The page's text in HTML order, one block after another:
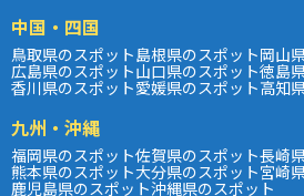
中国・四国
鳥取県のスポット島根県のスポット岡山
広島県のスポット山口県のスポット徳島
香川県のスポット愛媛県のスポット高知
九州・沖縄
福岡県のスポット佐賀県のスポット長崎
熊本県のスポット大分県のスポット宮崎
鹿児島県のスポット沖縄県のスポット